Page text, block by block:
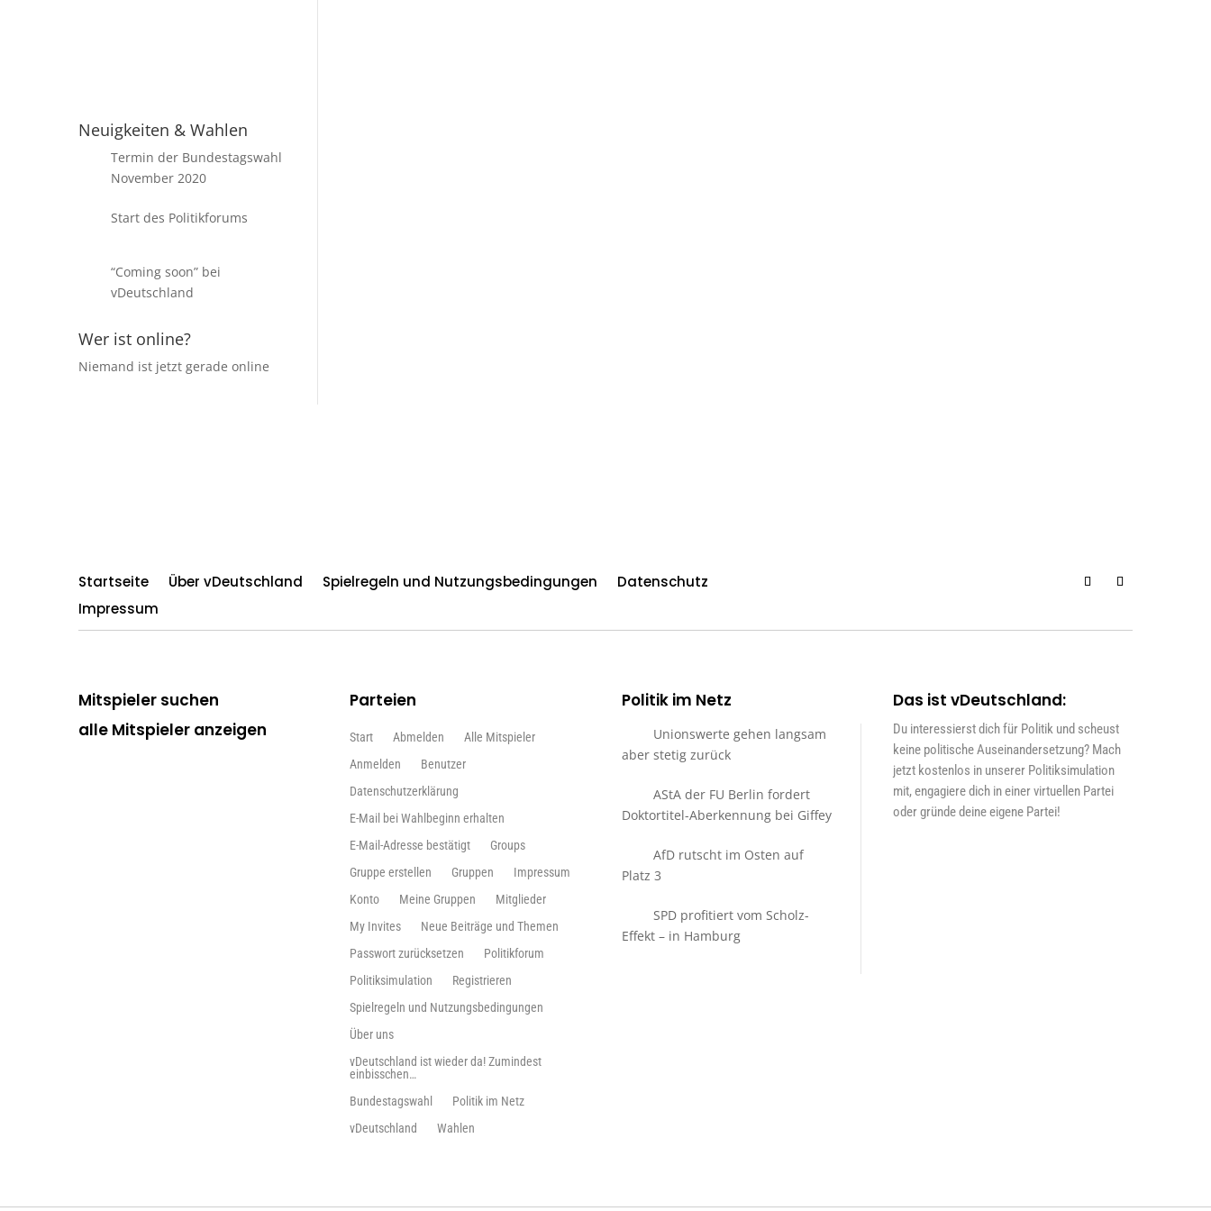
Neuigkeiten & Wahlen
Termin der Bundestagswahl
November 2020
Start des Politikforums
“Coming soon” bei
vDeutschland
Wer ist online?
Niemand ist jetzt gerade online
Startseite Über vDeutschland Spielregeln und Nutzungsbedingungen
Datenschutz
Impressum
Mitspieler suchen
alle Mitspieler anzeigen
Parteien
Start Abmelden
Alle Mitspieler
Anmelden
Benutzer
Datenschutzerklärung
E-Mail bei Wahlbeginn erhalten
E-Mail-Adresse bestätigt
Groups
Gruppe erstellen
Gruppen
Impressum
Konto
Meine Gruppen
Mitglieder
My Invites
Neue Beiträge und Themen
Passwort zurücksetzen
Politikforum
Politiksimulation
Registrieren
Spielregeln und Nutzungsbedingungen
Über uns
vDeutschland ist wieder da! Zumindest
einbisschen…
Bundestagswahl
Politik im Netz
vDeutschland
Wahlen
Politik im Netz
Unionswerte gehen langsam
aber stetig zurück
AStA der FU Berlin fordert
Doktortitel-Aberkennung bei Giffey
AfD rutscht im Osten auf
Platz 3
SPD profitiert vom Scholz-
Effekt – in Hamburg
Das ist vDeutschland:
Du interessierst dich für Politik und scheust
keine politische Auseinandersetzung? Mach
jetzt kostenlos in unserer Politiksimulation
mit, engagiere dich in einer virtuellen Partei
oder gründe deine eigene Partei!